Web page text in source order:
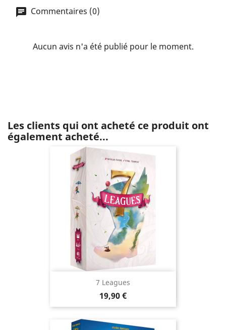
Commentaires (0)
Aucun avis n'a été publié pour le moment.
Les clients qui ont acheté ce produit ont
également acheté...
7 Leagues
Prix
19,90 €